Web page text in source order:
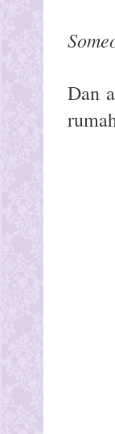
Dan